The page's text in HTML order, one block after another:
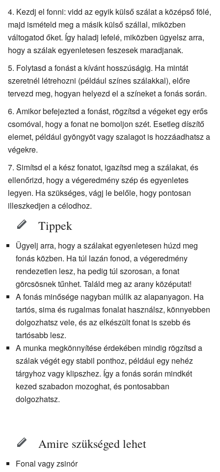
Kezdj el fonni: vidd az egyik külső szálat a középső fölé,
majd ismételd meg a másik külső szállal, miközben
váltogatod őket. Így haladj lefelé, miközben ügyelsz arra,
hogy a szálak egyenletesen feszesek maradjanak.
Folytasd a fonást a kívánt hosszúságig. Ha mintát
szeretnél létrehozni (például színes szálakkal), előre
tervezd meg, hogyan helyezd el a színeket a fonás során.
Amikor befejezted a fonást, rögzítsd a végeket egy erős
csomóval, hogy a fonat ne bomoljon szét. Esetleg díszítő
elemet, például gyöngyöt vagy szalagot is hozzáadhatsz a
végekre.
Simítsd el a kész fonatot, igazítsd meg a szálakat, és
ellenőrizd, hogy a végeredmény szép és egyenletes
legyen. Ha szükséges, vágj le belőle, hogy pontosan
illeszkedjen a célodhoz.
Tippek
Ügyelj arra, hogy a szálakat egyenletesen húzd meg
fonás közben. Ha túl lazán fonod, a végeredmény
rendezetlen lesz, ha pedig túl szorosan, a fonat
görcsösnek tűnhet. Találd meg az arany középutat!
A fonás minősége nagyban múlik az alapanyagon. Ha
tartós, sima és rugalmas fonalat használsz, könnyebben
dolgozhatsz vele, és az elkészült fonat is szebb és
tartósabb lesz.
A munka megkönnyítése érdekében mindig rögzítsd a
szálak végét egy stabil ponthoz, például egy nehéz
tárgyhoz vagy klipszhez. Így a fonás során mindkét
kezed szabadon mozoghat, és pontosabban
dolgozhatsz.
Amire szükséged lehet
Fonal vagy zsinór